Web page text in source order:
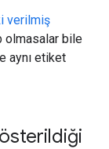
verilmiş
olmasalar bile
aynı etiket